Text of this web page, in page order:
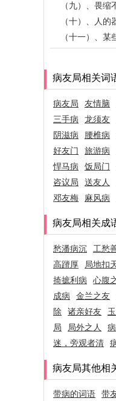
（九）、畏缩
（十）、人
（十一）、某
病友局相关词
病友局 友情脑
三手病
龙须友
阴滋病
腰椎病
好友门
旅游病
悍马病
饭局门
咨议局
送友人
邓友梅
麻风病
病友局相关成
愁潘病沉 工愁
高蹐厚
局地扣
掎摭利病
心腹
成病
金兰之友
除
诸亲好友
局
局外之人
迷，旁观者清
病友局其他相
带病的词语 带